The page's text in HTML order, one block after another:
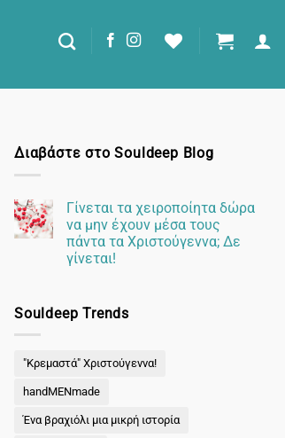
Διαβάστε στο Souldeep Blog
Γίνεται τα χειροποίητα δώρα
να μην έχουν μέσα τους
πάντα τα Χριστούγεννα; Δε
γίνεται!
στο
Γίνεται
δώρα
να
έχουν
τους
πάντα
Souldeep Trends
"Κρεμαστά" Χριστούγεννα!
handMENmade
Ένα βραχιόλι μια μικρή ιστορία